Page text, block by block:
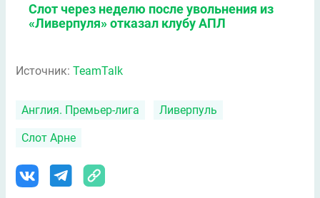
Слот через неделю после увольнения из
«Ливерпуля» отказал клубу АПЛ
Источник: TeamTalk
Англия. Премьер-лига Ливерпуль
Слот Арне